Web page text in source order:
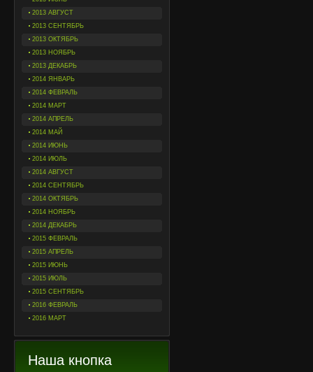
2013 АВГУСТ
2013 СЕНТЯБРЬ
2013 ОКТЯБРЬ
2013 НОЯБРЬ
2013 ДЕКАБРЬ
2014 ЯНВАРЬ
2014 ФЕВРАЛЬ
2014 МАРТ
2014 АПРЕЛЬ
2014 МАЙ
2014 ИЮНЬ
2014 ИЮЛЬ
2014 АВГУСТ
2014 СЕНТЯБРЬ
2014 ОКТЯБРЬ
2014 НОЯБРЬ
2014 ДЕКАБРЬ
2015 ФЕВРАЛЬ
2015 АПРЕЛЬ
2015 ИЮНЬ
2015 ИЮЛЬ
2015 СЕНТЯБРЬ
2016 ФЕВРАЛЬ
2016 МАРТ
Наша кнопка